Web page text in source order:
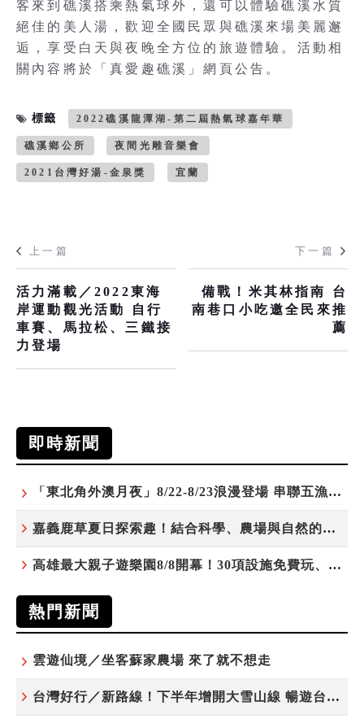
客來到礁溪搭乘熱氣球外，還可以體驗礁溪水質
絕佳的美人湯，歡迎全國民眾與礁溪來場美麗邂
逅，享受白天與夜晚全方位的旅遊體驗。活動相
關內容將於「真愛趣礁溪」網頁公告。
標籤 2022礁溪龍潭湖-第二屆熱氣球嘉年華
礁溪鄉公所 夜間光雕音樂會
2021台灣好湯-金泉獎 宜蘭
上一篇
活力滿載／2022東海
岸運動觀光活動 自行
車賽、馬拉松、三鐵接
力登場
下一篇
備戰！米其林指南 台
南巷口小吃邀全民來推
薦
即時新聞
「東北角外澳月夜」8/22-8/23浪漫登場 串聯五漁村、音樂、市集、火舞與慢旅共度夏夜
嘉義鹿草夏日探索趣！結合科學、農場與自然的親子小旅行
高雄最大親子遊樂園8/8開幕！30項設施免費玩、YOYO家族嗨翻暑假
熱門新聞
雲遊仙境／坐客蘇家農場 來了就不想走
台灣好行／新路線！下半年增開大雪山線 暢遊台中更便利